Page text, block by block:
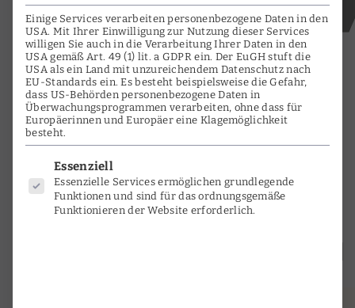
Einige Services verarbeiten personenbezogene Daten in den
USA. Mit Ihrer Einwilligung zur Nutzung dieser Services
willigen Sie auch in die Verarbeitung Ihrer Daten in den
USA gemäß Art. 49 (1) lit. a GDPR ein. Der EuGH stuft die
USA als ein Land mit unzureichendem Datenschutz nach
EU-Standards ein. Es besteht beispielsweise die Gefahr,
dass US-Behörden personenbezogene Daten in
Überwachungsprogrammen verarbeiten, ohne dass für
Europäerinnen und Europäer eine Klagemöglichkeit
besteht.
Es folgt eine Liste der Service-
Essenziell
Essenzielle Services ermöglichen grundlegende
Funktionen und sind für das ordnungsgemäße
Funktionieren der Website erforderlich.